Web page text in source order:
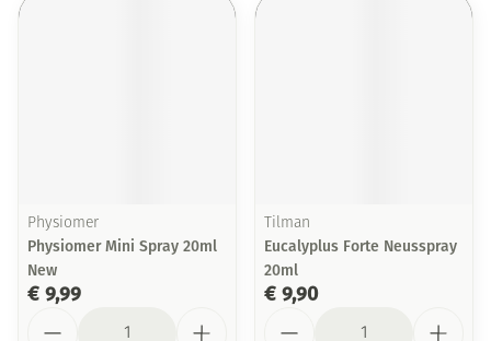
Physiomer
Physiomer Mini Spray 20ml
New
€ 9,99
Tilman
Eucalyplus Forte Neusspray
20ml
€ 9,90